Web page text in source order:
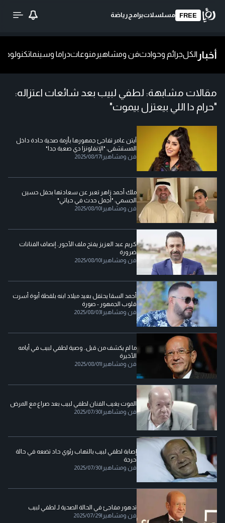
FREE مسلسلاتبرامج رياضة
أخبار الكلجرائم وحوادثفن ومشاهير منوعاتدراما وسينماتكنولوجيا
مقالات مشابهة: لطفي لبيب بعد شائعات اعتزاله:
"حرام دا اللي بيعتزل بيموت"
آيتن عامر تفاجئ جمهورها بأزمة صحية حادة داخل
المستشفى: "الإنفلونزا دي صعبة جدا"
فن ومشاهير |
2025/08/17
ملك أحمد زاهر تعبر عن سعادتها بحفل حسين
الجسمي: "أجمل حدث في حياتي"
فن ومشاهير |
2025/08/10
كريم عبد العزيز يفتح ملف الأجور.. إنصاف الفنانات
ضرورة
فن ومشاهير |
2025/08/10
أحمد السقا يحتفل بعيد ميلاد ابنه بلقطة أبوة أسرت
قلوب الجمهور - صورة
فن ومشاهير |
2025/08/03
ما لم يكشف من قبل.. وصية لطفي لبيب في أيامه
الأخيرة
فن ومشاهير |
2025/08/01
الموت يغيب الفنان لطفي لبيب بعد صراع مع المرض
فن ومشاهير |
2025/07/30
إصابة لطفي لبيب بالتهاب رئوي حاد تضعه في حالة
حرجة
فن ومشاهير |
2025/07/30
تدهور مفاجئ في الحالة الصحية لـ لطفي لبيب
فن ومشاهير |
2025/07/29